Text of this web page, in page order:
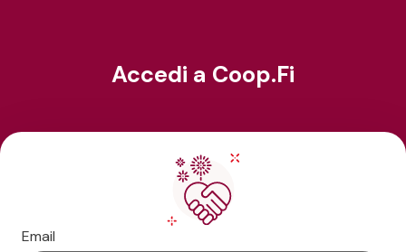
Accedi a Coop.Fi
Email